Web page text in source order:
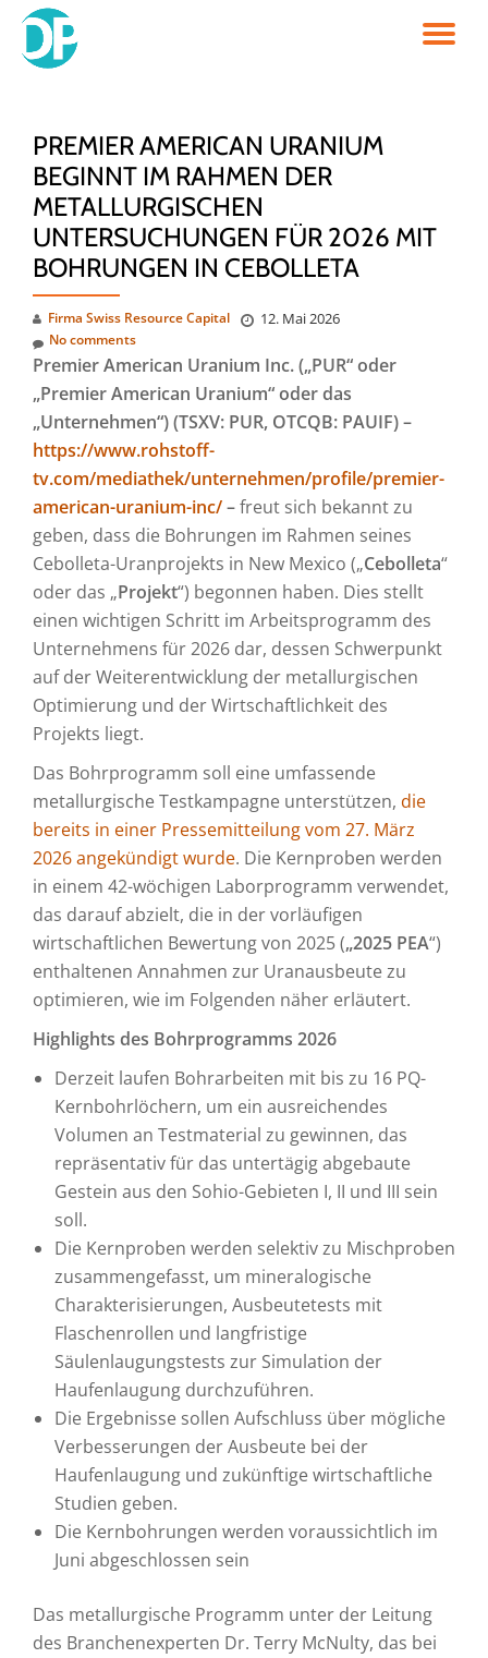
Skip
PREMIER AMERICAN URANIUM
BEGINNT IM RAHMEN DER
METALLURGISCHEN
UNTERSUCHUNGEN FÜR 2026 MIT
BOHRUNGEN IN CEBOLLETA
Firma Swiss Resource Capital 12. Mai 2026
No comments
Premier American Uranium Inc. („PUR“ oder
„Premier American Uranium“ oder das
„Unternehmen“) (TSXV: PUR, OTCQB: PAUIF) –
https://www.rohstoff-
tv.com/mediathek/unternehmen/profile/premier-
american-uranium-inc/–freut sich bekannt zu
geben, dass die Bohrungen im Rahmen seines
Cebolleta-Uranprojekts in New Mexico („Cebolleta“
oder das „Projekt“) begonnen haben. Dies stellt
einen wichtigen Schritt im Arbeitsprogramm des
Unternehmens für 2026 dar, dessen Schwerpunkt
auf der Weiterentwicklung der metallurgischen
Optimierung und der Wirtschaftlichkeit des
Projekts liegt.
Das Bohrprogramm soll eine umfassende
metallurgische Testkampagne unterstützen, die
bereits in einer Pressemitteilung vom 27. März
2026 angekündigt wurde. Die Kernproben werden
in einem 42-wöchigen Laborprogramm verwendet,
das darauf abzielt, die in der vorläufigen
wirtschaftlichen Bewertung von 2025 („2025 PEA“)
enthaltenen Annahmen zur Uranausbeute zu
optimieren, wie im Folgenden näher erläutert.
Highlights des Bohrprogramms 2026
Derzeit laufen Bohrarbeiten mit bis zu 16 PQ-
Kernbohrlöchern, um ein ausreichendes
Volumen an Testmaterial zu gewinnen, das
repräsentativ für das untertägig abgebaute
Gestein aus den Sohio-Gebieten I, II und III sein
soll.
Die Kernproben werden selektiv zu Mischproben
zusammengefasst, um mineralogische
Charakterisierungen, Ausbeutetests mit
Flaschenrollen und langfristige
Säulenlaugungstests zur Simulation der
Haufenlaugung durchzuführen.
Die Ergebnisse sollen Aufschluss über mögliche
Verbesserungen der Ausbeute bei der
Haufenlaugung und zukünftige wirtschaftliche
Studien geben.
Die Kernbohrungen werden voraussichtlich im
Juni abgeschlossen sein
Das metallurgische Programm unter der Leitung
des Branchenexperten Dr. Terry McNulty, das bei